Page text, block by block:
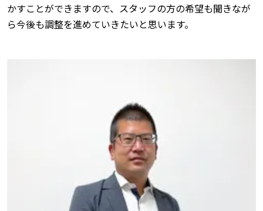
かすことができますので、スタッフの方の希望も聞きなが
ら今後も調整を進めていきたいと思います。